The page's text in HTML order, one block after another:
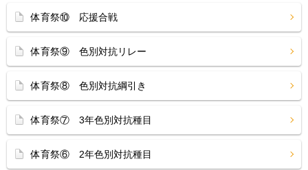
体育祭⑩ 応援合戦
体育祭⑨ 色別対抗リレー
体育祭⑧ 色別対抗綱引き
体育祭⑦ 3年色別対抗種目
体育祭⑥ 2年色別対抗種目